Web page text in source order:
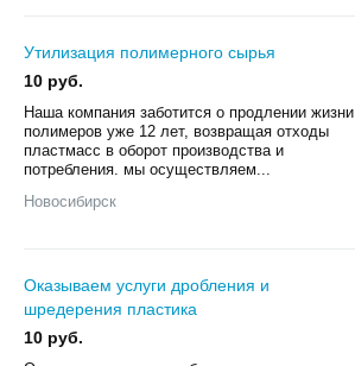
Утилизация полимерного сырья
10 руб.
Наша компания заботится о продлении жизни
полимеров уже 12 лет, возвращая отходы
пластмасс в оборот производства и
потребления. мы осуществляем...
Новосибирск
Оказываем услуги дробления и
шредерения пластика
10 руб.